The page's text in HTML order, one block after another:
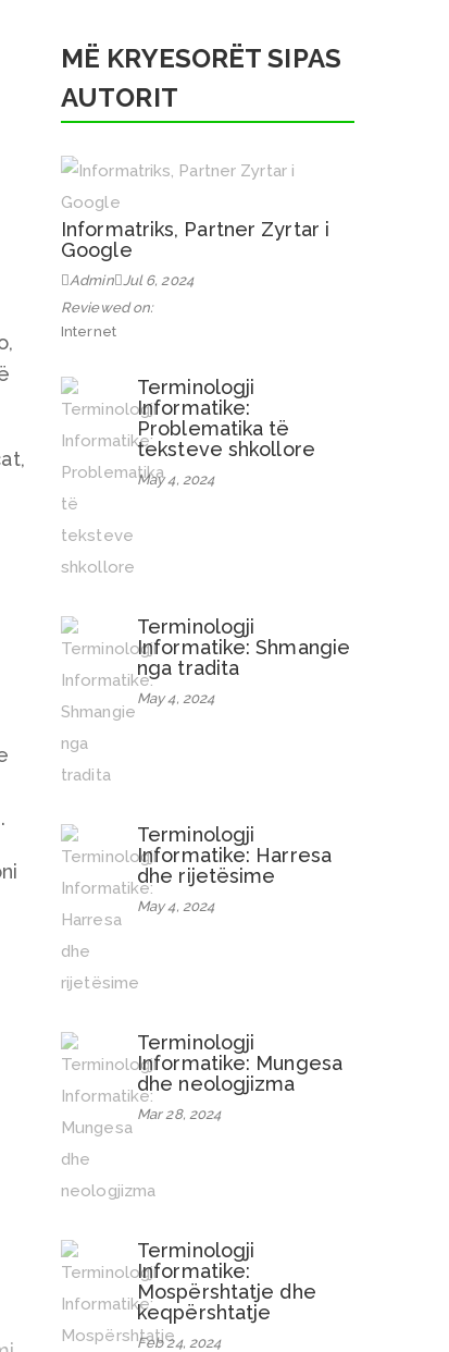
MË KRYESORËT SIPAS
AUTORIT
Informatriks, Partner Zyrtar i
Google
Admin Jul 6, 2024
Reviewed on:
Internet
Terminologji
Informatike:
Problematika të
teksteve shkollore
May 4, 2024
Terminologji
Informatike: Shmangie
nga tradita
May 4, 2024
Terminologji
Informatike: Harresa
dhe rijetësime
May 4, 2024
Terminologji
Informatike: Mungesa
dhe neologjizma
Mar 28, 2024
Terminologji
Informatike:
Mospërshtatje dhe
keqpërshtatje
Feb 24, 2024